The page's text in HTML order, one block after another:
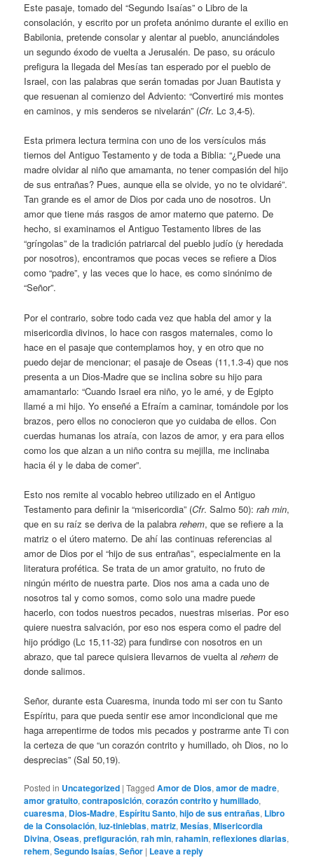
Este pasaje, tomado del “Segundo Isaías” o Libro de la
consolación, y escrito por un profeta anónimo durante el exilio en
Babilonia, pretende consolar y alentar al pueblo, anunciándoles
un segundo éxodo de vuelta a Jerusalén. De paso, su oráculo
prefigura la llegada del Mesías tan esperado por el pueblo de
Israel, con las palabras que serán tomadas por Juan Bautista y
que resuenan al comienzo del Adviento: “Convertiré mis montes
en caminos, y mis senderos se nivelarán” (Cfr. Lc 3,4-5).
Esta primera lectura termina con uno de los versículos más
tiernos del Antiguo Testamento y de toda a Biblia: “¿Puede una
madre olvidar al niño que amamanta, no tener compasión del hijo
de sus entrañas? Pues, aunque ella se olvide, yo no te olvidaré”.
Tan grande es el amor de Dios por cada uno de nosotros. Un
amor que tiene más rasgos de amor materno que paterno. De
hecho, si examinamos el Antiguo Testamento libres de las
“gríngolas” de la tradición patriarcal del pueblo judío (y heredada
por nosotros), encontramos que pocas veces se refiere a Dios
como “padre”, y las veces que lo hace, es como sinónimo de
“Señor”.
Por el contrario, sobre todo cada vez que habla del amor y la
misericordia divinos, lo hace con rasgos maternales, como lo
hace en el pasaje que contemplamos hoy, y en otro que no
puedo dejar de mencionar; el pasaje de Oseas (11,1.3-4) que nos
presenta a un Dios-Madre que se inclina sobre su hijo para
amamantarlo: “Cuando Israel era niño, yo le amé, y de Egipto
llamé a mi hijo. Yo enseñé a Efraím a caminar, tomándole por los
brazos, pero ellos no conocieron que yo cuidaba de ellos. Con
cuerdas humanas los atraía, con lazos de amor, y era para ellos
como los que alzan a un niño contra su mejilla, me inclinaba
hacia él y le daba de comer”.
Esto nos remite al vocablo hebreo utilizado en el Antiguo
Testamento para definir la “misericordia” (Cfr. Salmo 50):rah min,
que en su raíz se deriva de la palabrarehem, que se refiere a la
matriz o el útero materno. De ahí las continuas referencias al
amor de Dios por el “hijo de sus entrañas”, especialmente en la
literatura profética. Se trata de un amor gratuito, no fruto de
ningún mérito de nuestra parte. Dios nos ama a cada uno de
nosotros tal y como somos, como solo una madre puede
hacerlo, con todos nuestros pecados, nuestras miserias. Por eso
quiere nuestra salvación, por eso nos espera como el padre del
hijo pródigo (Lc 15,11-32) para fundirse con nosotros en un
abrazo, que tal parece quisiera llevarnos de vuelta alrehem de
donde salimos.
Señor, durante esta Cuaresma, inunda todo mi ser con tu Santo
Espíritu, para que pueda sentir ese amor incondicional que me
haga arrepentirme de todos mis pecados y postrarme ante Ti con
la certeza de que “un corazón contrito y humillado, oh Dios, no lo
desprecias” (Sal 50,19).
Posted in Uncategorized |Tagged Amor de Dios,amor de madre,
amor gratuito,contraposición,corazón contrito y humillado,
cuaresma, Dios-Madre, Espíritu Santo,hijo de sus entrañas, Libro
de la Consolación,luz-tinieblas,matriz,Mesías,Misericordia
Divina,Oseas,prefiguración,rah min,rahamin,reflexiones diarias,
rehem,Segundo Isaías,Señor | Leave a reply